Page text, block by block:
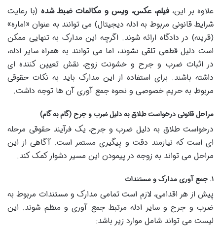
علاوه بر این،فیلم، عکس، ویس و مکالمات ضبط شده (با رعایت
شرایط قانونی مربوط به ادله دیجیتال) می توانند به عنوان «اماره»
(قرینه) در دادگاه ارائه شوند. اگرچه این مدارک به تنهایی ممکن
است دلیل قطعی تلقی نشوند، اما می توانند به همراه سایر ادله،
در اثبات ضرب و جرح و خشونت زوج، نقش تعیین کننده ای
داشته باشند. برای استفاده از این مدارک باید به نکات حقوقی
مربوط به حریم خصوصی و نحوه جمع آوری آن ها توجه داشت.
مراحل قانونی درخواست طلاق به دلیل ضرب و جرح (گام به گام)
درخواست طلاق به دلیل ضرب و جرح، یک فرآیند حقوقی مرحله
ای است که نیازمند دقت و پیگیری مستمر است. آگاهی از این
مراحل می تواند به زوجه در پیمودن این مسیر دشوار کمک کند.
۱. جمع آوری مدارک و مستندات
پیش از هر اقدامی، لازم است تمامی مدارک و مستندات مربوط به
ضرب و جرح و سایر ادله مرتبط جمع آوری و منظم شوند. این
لیست می تواند شامل موارد زیر باشد: